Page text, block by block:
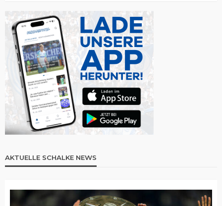
AKTUELLE SCHALKE NEWS